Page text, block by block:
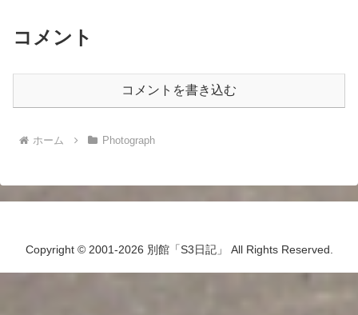
コメント
コメントを書き込む
ホーム Photograph
Copyright © 2001-2026 別館「S3日記」 All Rights Reserved.